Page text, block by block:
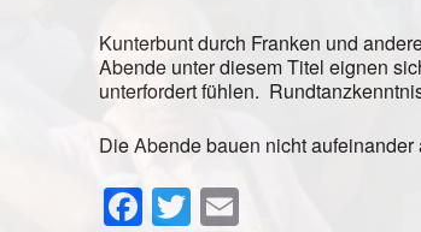
Kunterbunt durch Franken und
Abende unter diesem Titel eignen
unterfordert fühlen.
Die Abende bauen nicht
Facebook
Twitter